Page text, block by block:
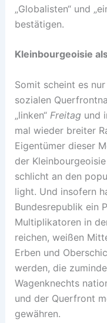
„Globalisten“ und
bestätigen.
Kleinbourgeoisie
Somit scheint es
sozialen
„linken“ Freitag und
mal wieder breiter
Eigentümer dieser
der
schlicht an den
light. Und insofern
Bundesrepublik ein
Multiplikatoren in
reichen, weißen
Erben und
werden, die
Wagenknechts
und der Querfront
gewähren.